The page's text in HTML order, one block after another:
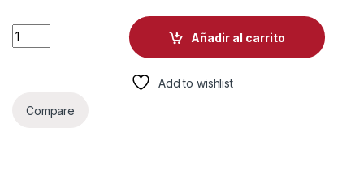
CAPTURA DE VIDEO EL GATO DE RCA A USB 1VC104001001
Añadir al carrito
Add to wishlist
Compare